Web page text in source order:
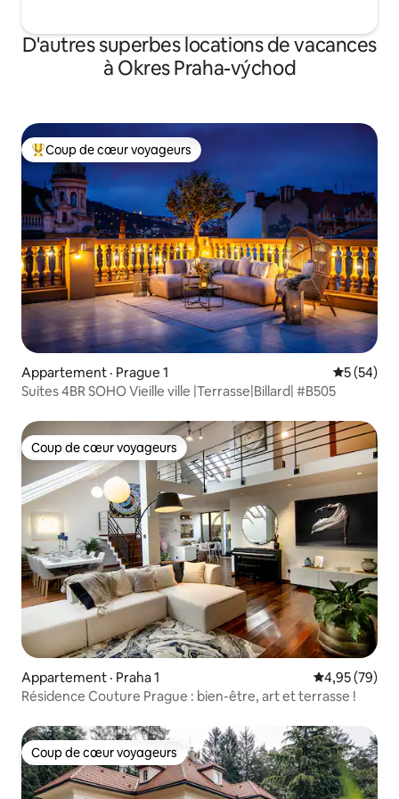
D'autres superbes locations de vacances
à Okres Praha-východ
Coup de cœur voyageurs parmi les plus aimés
Coup de cœur voyageurs
Appartement · Prague 1 Note
5 (54)
Suites 4BR SOHO Vieille ville |Terrasse|Billard| #B505
Coup de cœur voyageurs
Coup de cœur voyageurs
Appartement · Praha 1 Note
4,95 (79)
Résidence Couture Prague : bien-être, art et terrasse !
Coup de cœur voyageurs
Coup de cœur voyageurs